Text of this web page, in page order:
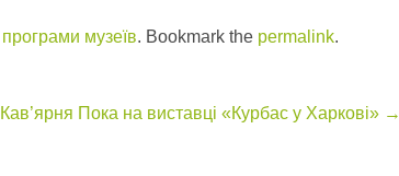
програми музеїв. Bookmark the permalink.
Кав’ярня Пока на виставці «Курбас у Харкові» →